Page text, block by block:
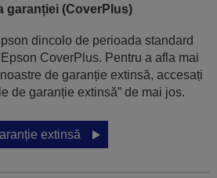
garanției (CoverPlus)
dincolo de perioada standard
CoverPlus. Pentru a afla mai
de garanție extinsă, accesați
de garanție extinsă” de mai jos.
extinsă